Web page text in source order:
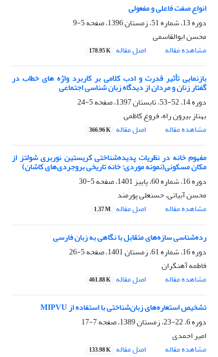
انواع صفت فاعلی و مفعولی
دوره 13، شماره 51، زمستان 1396، صفحه
5-9
محسن ابوالقاسمی
مشاهده مقاله
اصل مقاله 178.95 K
بازنمایی تأثیر قدرت و ادب کلامی بر کاربرد واژه های خطاب در
گفتار زنان و مردان از دیدگاه زبان شناسی اجتماعی
دوره 14، 52-53، تابستان 1397، صفحه
5-24
بهناز بیرون راه، فروغ کاظمی
مشاهده مقاله
اصل مقاله 366.96 K
مفهوم خانه در نظریات پدیده‌شناختی کریستین نوربری شولتز از
مکان مسکونی(نمونه موردی: خانه تاریخی بروجردی‌های کاشان)
دوره 16، شماره 60، پاییز 1401، صفحه
5-30
محسن آبیاتی، حسنعلی پورمند
مشاهده مقاله
اصل مقاله 1.37 M
رده‌شناسی سازه‌های متقابل با نگاهی به زبان فارسی
دوره 16، شماره 61، زمستان 1401، صفحه
5-26
فاطمه آهنگران
مشاهده مقاله
اصل مقاله 461.88 K
تشخیص استعاره‌های زبان‌شناختی با استفاده از MIPVU
دوره 6، 22-23، زمستان 1389، صفحه
7-17
امیر احمدی
مشاهده مقاله
اصل مقاله 133.98 K